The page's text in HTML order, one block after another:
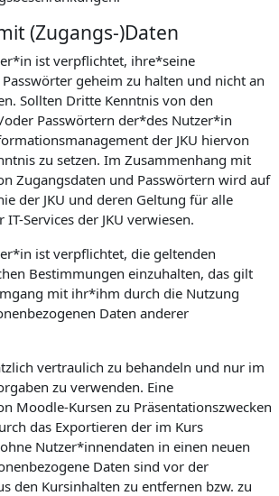
(Zugangs-)Daten
ist verpflichtet, ihre*seine
geheim zu halten und nicht an
Sollten Dritte Kenntnis von den
Passwörtern der*des Nutzer*in
der JKU hiervon
zu setzen. Im Zusammenhang mit
Zugangsdaten und Passwörtern wird auf
der JKU und deren Geltung für alle
Services der JKU verwiesen.
ist verpflichtet, die geltenden
Bestimmungen einzuhalten, das gilt
mit ihr*ihm durch die Nutzung
Daten anderer
vertraulich zu behandeln und nur im
zu verwenden. Eine
Moodle-Kursen zu Präsentationszwecken
das Exportieren der im Kurs
Nutzer*innendaten in einen neuen
Daten sind vor der
den Kursinhalten zu entfernen bzw. zu